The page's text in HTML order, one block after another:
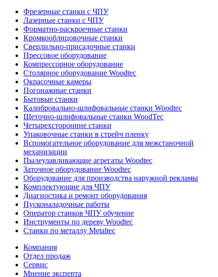
Фрезерные станки с ЧПУ
Лазерные станки с ЧПУ
Форматно-раскроечные станки
Кромкооблицовочные станки
Сверлильно-присадочные станки
Прессовое оборудование
Компрессорное оборудование
Столярное оборудование Woodtec
Окрасочные камеры
Погонажные станки
Бытовые станки
Калибровально-шлифовальные станки Woodtec
Щеточно-шлифовальные станки WoodTec
Четырехсторонние станки
Упаковочные станки в стрейч пленку
Вспомогательное оборудование для межстаночной
механизации
Пылеулавливающие агрегаты Woodtec
Заточное оборудование Woodtec
Оборудование для производства наружной рекламы
Комплектующие для ЧПУ
Диагностика и ремонт оборудования
Пусконаладочные работы
Оператор станков ЧПУ обучение
Инструменты по дереву Woodtec
Станки по металлу Metaltec
Компания
Отдел продаж
Сервис
Мнение эксперта